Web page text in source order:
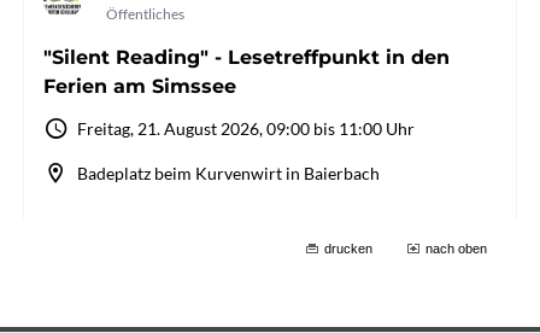
drucken nach oben